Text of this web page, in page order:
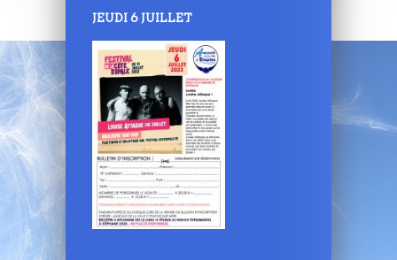
JEUDI 6 JUILLET